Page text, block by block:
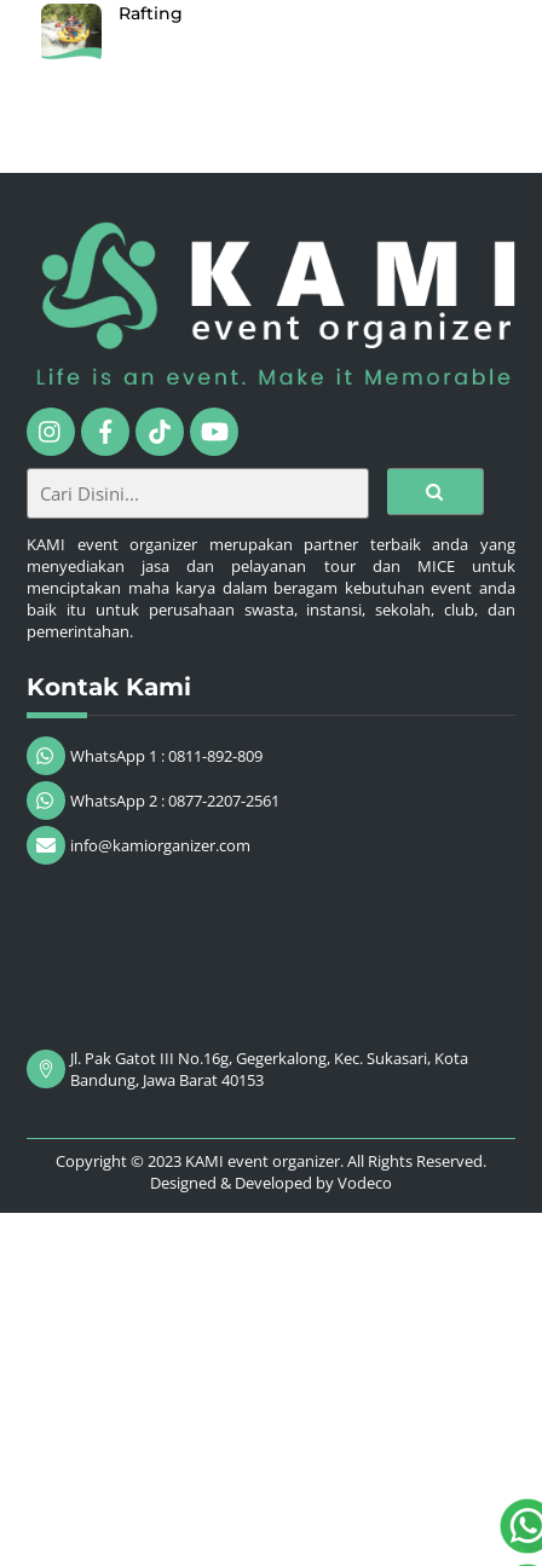
Rafting
KAMI event organizer merupakan partner terbaik anda yang
menyediakan jasa dan pelayanan tour dan MICE untuk
menciptakan maha karya dalam beragam kebutuhan event anda
baik itu untuk perusahaan swasta, instansi, sekolah, club, dan
pemerintahan.
Kontak Kami
WhatsApp 1 : 0811-892-809
WhatsApp 2 : 0877-2207-2561
info@kamiorganizer.com
Jl. Pak Gatot III No.16g, Gegerkalong, Kec. Sukasari, Kota
Bandung, Jawa Barat 40153
Copyright © 2023 KAMI event organizer. All Rights Reserved.
Designed & Developed byVodeco